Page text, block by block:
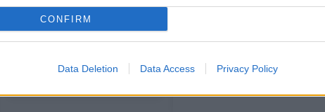
CONFIRM
Data Deletion Data Access Privacy Policy
Jei valstybei reikės,
miško žemė paskirtis
bus keičiama
kanapių pramonei
nesudaromos
palankios sąlygos